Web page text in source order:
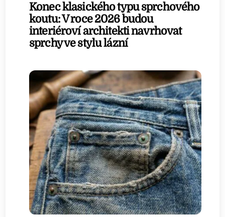
Konec klasického typu sprchového
koutu: V roce 2026 budou
interiéroví architekti navrhovat
sprchy ve stylu lázní